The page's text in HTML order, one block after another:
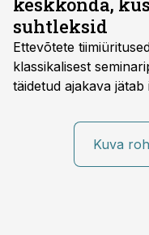
suhtleksid
Ettevõtete
klassikalisest
täidetud ajakava
räägitakse, miks
kus keskkond ise
tuua ning looks
Kuva